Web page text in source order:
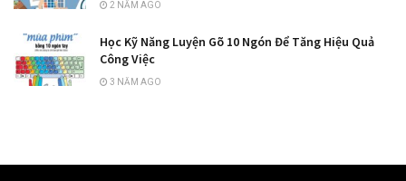
2 NĂM AGO
Học Kỹ Năng Luyện Gõ 10 Ngón Để Tăng Hiệu Quả
Công Việc
3 NĂM AGO